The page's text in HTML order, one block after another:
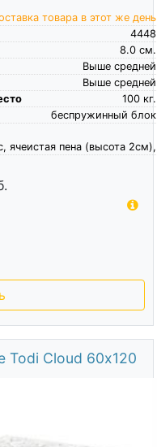
товара в этот же день
4448
см.
8.0
Выше средней
Выше средней
кг.
100
беспружинный блок
ячеистая пена (высота 2см),
Todi Cloud 60х120